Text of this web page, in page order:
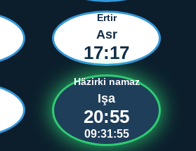
Ertir
Asr
17:17
Häzirki namaz
Işa
20:55
09:31:55